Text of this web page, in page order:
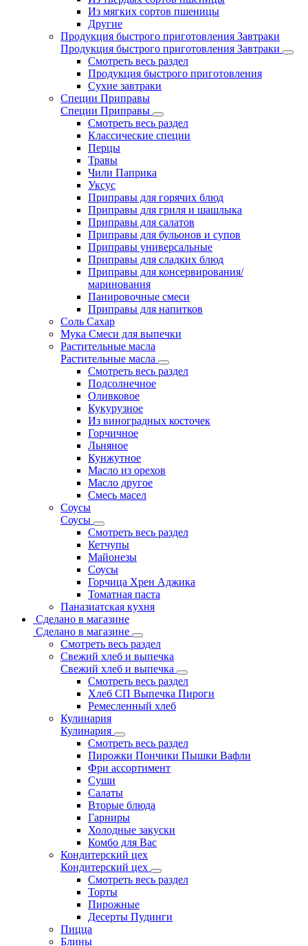
Из мягких сортов пшеницы
Другие
Продукция быстрого приготовления Завтраки
Продукция быстрого приготовления Завтраки
Смотреть весь раздел
Продукция быстрого приготовления
Сухие завтраки
Специи Приправы
Специи Приправы
Смотреть весь раздел
Классические специи
Перцы
Травы
Чили Паприка
Уксус
Приправы для горячих блюд
Приправы для гриля и шашлыка
Приправы для салатов
Приправы для бульонов и супов
Приправы универсальные
Приправы для сладких блюд
Приправы для консервирования/
маринования
Панировочные смеси
Приправы для напитков
Соль Сахар
Мука Смеси для выпечки
Растительные масла
Растительные масла
Смотреть весь раздел
Подсолнечное
Оливковое
Кукурузное
Из виноградных косточек
Горчичное
Льняное
Кунжутное
Масло из орехов
Масло другое
Смесь масел
Соусы
Соусы
Смотреть весь раздел
Кетчупы
Майонезы
Соусы
Горчица Хрен Аджика
Томатная паста
Паназиатская кухня
Сделано в магазине
Сделано в магазине
Смотреть весь раздел
Свежий хлеб и выпечка
Свежий хлеб и выпечка
Смотреть весь раздел
Хлеб СП Выпечка Пироги
Ремесленный хлеб
Кулинария
Кулинария
Смотреть весь раздел
Пирожки Пончики Пышки Вафли
Фри ассортимент
Суши
Салаты
Вторые блюда
Гарниры
Холодные закуски
Комбо для Вас
Кондитерский цех
Кондитерский цех
Смотреть весь раздел
Торты
Пирожные
Десерты Пудинги
Пицца
Блины